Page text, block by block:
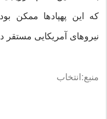
که این پهپادها ممکن
نیروهای آمریکایی
منبع:انتخاب